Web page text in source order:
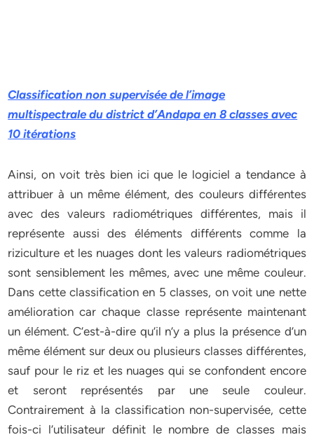
Classification non supervisée de l’image
multispectrale du district d’Andapa en 8 classes avec
10 itérations
Ainsi, on voit très bien ici que le logiciel a tendance à
attribuer à un même élément, des couleurs différentes
avec des valeurs radiométriques différentes, mais il
représente aussi des éléments différents comme la
riziculture et les nuages dont les valeurs radiométriques
sont sensiblement les mêmes, avec une même couleur.
Dans cette classification en 5 classes, on voit une nette
amélioration car chaque classe représente maintenant
un élément. C’est-à-dire qu’il n’y a plus la présence d’un
même élément sur deux ou plusieurs classes différentes,
sauf pour le riz et les nuages qui se confondent encore
et seront représentés par une seule couleur.
Contrairement à la classification non-supervisée, cette
fois-ci l’utilisateur définit le nombre de classes mais